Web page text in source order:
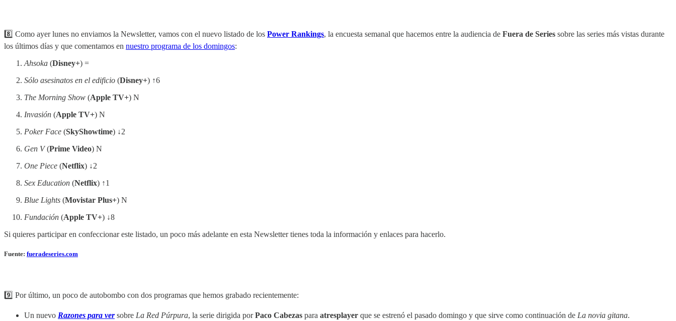
8️⃣ Como ayer lunes no enviamos la Newsletter, vamos con el nuevo listado de los Power Rankings, la encuesta semanal que hacemos entre la audiencia de Fuera de Series sobre las series más vistas durante
los últimos días y que comentamos en nuestro programa de los domingos:
Ahsoka (Disney+) =
Sólo asesinatos en el edificio (Disney+) ↑6
The Morning Show (Apple TV+) N
Invasión (Apple TV+) N
Poker Face (SkyShowtime) ↓2
Gen V(Prime Video) N
One Piece (Netflix) ↓2
Sex Education (Netflix) ↑1
Blue Lights (Movistar Plus+) N
Fundación (Apple TV+) ↓8
Si quieres participar en confeccionar este listado, un poco más adelante en esta Newsletter tienes toda la información y enlaces para hacerlo.
Fuente: fueradeseries.com
9️⃣ Por último, un poco de autobombo con dos programas que hemos grabado recientemente:
Un nuevo Razones para versobre La Red Púrpura, la serie dirigida porPaco Cabezas para atresplayer que se estrenó el pasado domingo y que sirve como continuación de La novia gitana.